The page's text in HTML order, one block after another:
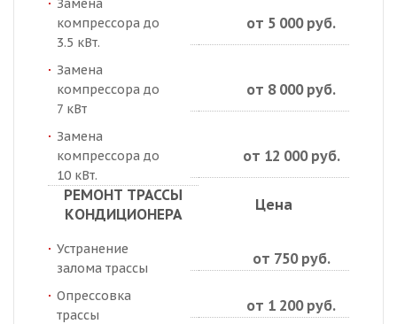
Замена
компрессора до
3.5 кВт.
от 5 000 руб.
Замена
компрессора до
7 кВт
от 8 000 руб.
Замена
компрессора до
10 кВт.
от 12 000 руб.
РЕМОНТ ТРАССЫ
КОНДИЦИОНЕРА
Цена
Устранение
залома трассы
от 750 руб.
Опрессовка
трассы
от 1 200 руб.